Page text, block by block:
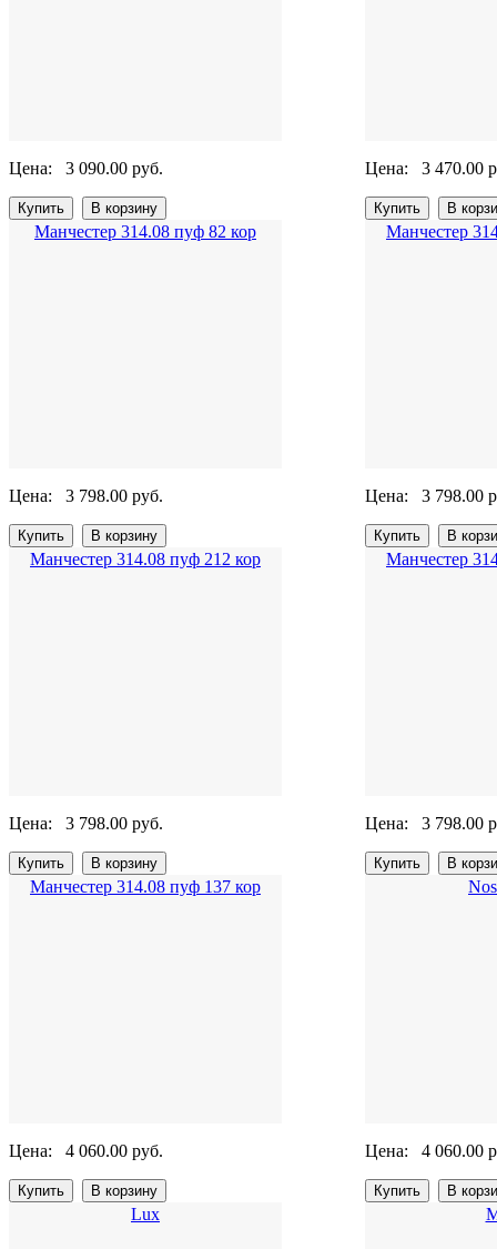
Цена: 3 090.00 руб. Цена: 3 470.00
Манчестер 314.08 пуф 82 кор
Цена: 3 798.00 руб.
Манчестер
Цена: 3 798.00
Манчестер 314.08 пуф 212 кор
Цена: 3 798.00 руб.
Манчестер
Цена: 3 798.00
Манчестер 314.08 пуф 137 кор
Цена: 4 060.00 руб. Цена: 4 060.00
Lux